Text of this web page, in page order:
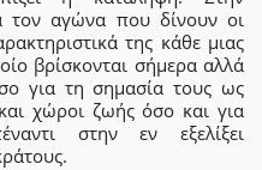
τον αγώνα που δίνουν οι
της κάθε μιας
βρίσκονται σήμερα αλλά
για τη σημασία τους ως
χώροι ζωής όσο και για
στην εν εξελίξει